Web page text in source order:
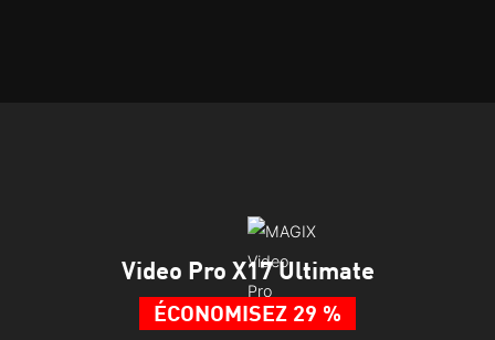
Video Pro X17 Ultimate
ÉCONOMISEZ 29 %